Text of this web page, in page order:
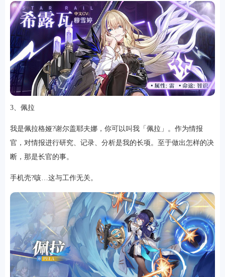
3、佩拉
我是佩拉格娅?谢尔盖耶夫娜，你可以叫我「佩拉」。作为情报
官，对情报进行研究、记录、分析是我的长项。至于做出怎样的决
断，那是长官的事。
手机壳?咳…这与工作无关。